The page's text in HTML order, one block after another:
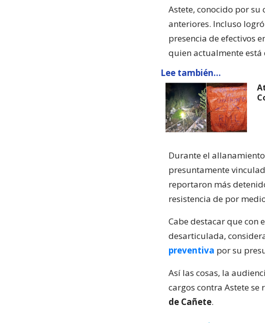
Astete, conocido por
anteriores. Incluso
presencia de efectivos
quien actualmente está
Lee también...
Durante el
presuntamente
reportaron más
resistencia de por
Cabe destacar que con
desarticulada,
preventiva por su
Así las cosas, la
cargos contra Astete
de Cañete.